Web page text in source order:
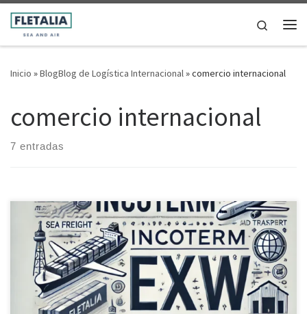
Saltar al contenido
Search
Inicio »BlogBlog de Logística Internacional»comercio internacional
comercio internacional
7 entradas
Incoterm EXW con Fletalia: Un modelo de comercio internacional
ideal para gestionar transporte marítimo, aéreo, almacenamiento
y mudanzas.